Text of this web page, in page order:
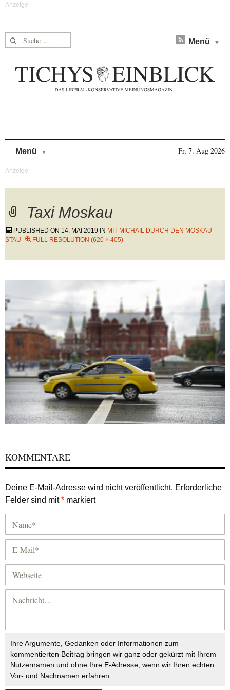
Suche nach: Menü
Menü Fr, 7. Aug 2026
Taxi Moskau
PUBLISHED ON 14. MAI 2019 IN MIT MICHAIL DURCH DEN MOSKAU-
STAU
FULL RESOLUTION (620 × 405)
KOMMENTARE
Deine E-Mail-Adresse wird nicht veröffentlicht. Erforderliche
Felder sind mit* markiert
Ihre Argumente, Gedanken oder Informationen zum
kommentierten Beitrag bringen wir ganz oder gekürzt mit Ihrem
Nutzernamen und ohne Ihre E-Adresse, wenn wir Ihren echten
Vor- und Nachnamen erfahren.